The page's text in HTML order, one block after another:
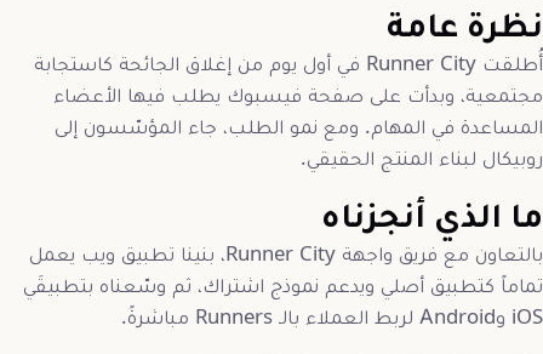
نظرة عامة
أُطلقت Runner City في أول يوم من إغلاق الجائحة كاستجابة
مجتمعية، وبدأت على صفحة فيسبوك يطلب فيها الأعضاء
المساعدة في المهام. ومع نمو الطلب، جاء المؤسّسون إلى
روبيكال لبناء المنتج الحقيقي.
ما الذي أنجزناه
بالتعاون مع فريق واجهة Runner City، بنينا تطبيق ويب يعمل
تماماً كتطبيق أصلي ويدعم نموذج اشتراك، ثم وسّعناه بتطبيقَي
iOS وAndroid لربط العملاء بالـ Runners مباشرةً.